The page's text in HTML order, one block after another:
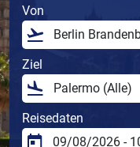
Von
Ziel
Reisedaten